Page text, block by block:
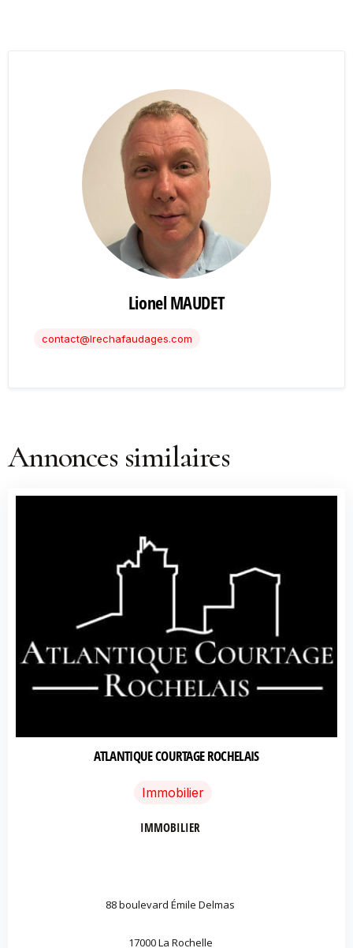
Lionel MAUDET
contact@lrechafaudages.com
Annonces similaires
ATLANTIQUE COURTAGE ROCHELAIS
Immobilier
IMMOBILIER
88 boulevard Émile Delmas
17000 La Rochelle